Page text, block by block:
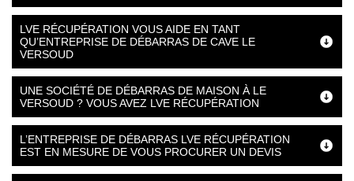
LVE RÉCUPÉRATION VOUS AIDE EN TANT
QU’ENTREPRISE DE DÉBARRAS DE CAVE LE
VERSOUD
UNE SOCIÉTÉ DE DÉBARRAS DE MAISON À LE
VERSOUD ? VOUS AVEZ LVE RÉCUPÉRATION
L’ENTREPRISE DE DÉBARRAS LVE RÉCUPÉRATION
EST EN MESURE DE VOUS PROCURER UN DEVIS